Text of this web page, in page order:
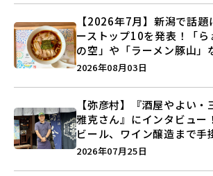
【2026年7月】新潟で話
ーストップ10を発表！「ら
の空」や「ラーメン豚山」
注目記事をランキングでご
2026年08月03日
【弥彦村】『酒屋やよい
雅克さん』にインタビュー
ビール、ワイン醸造まで手
史”に迫る♪
2026年07月25日